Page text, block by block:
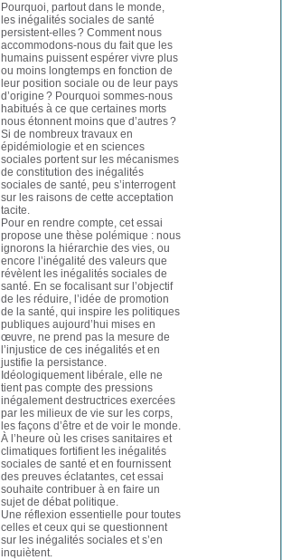
Pourquoi, partout dans le monde,
les inégalités sociales de santé
persistent-elles ? Comment nous
accommodons-nous du fait que les
humains puissent espérer vivre plus
ou moins longtemps en fonction de
leur position sociale ou de leur pays
d’origine ? Pourquoi sommes-nous
habitués à ce que certaines morts
nous étonnent moins que d’autres ?
Si de nombreux travaux en
épidémiologie et en sciences
sociales portent sur les mécanismes
de constitution des inégalités
sociales de santé, peu s’interrogent
sur les raisons de cette acceptation
tacite.
Pour en rendre compte, cet essai
propose une thèse polémique : nous
ignorons la hiérarchie des vies, ou
encore l’inégalité des valeurs que
révèlent les inégalités sociales de
santé. En se focalisant sur l’objectif
de les réduire, l’idée de promotion
de la santé, qui inspire les politiques
publiques aujourd’hui mises en
œuvre, ne prend pas la mesure de
l’injustice de ces inégalités et en
justifie la persistance.
Idéologiquement libérale, elle ne
tient pas compte des pressions
inégalement destructrices exercées
par les milieux de vie sur les corps,
les façons d’être et de voir le monde.
À l’heure où les crises sanitaires et
climatiques fortifient les inégalités
sociales de santé et en fournissent
des preuves éclatantes, cet essai
souhaite contribuer à en faire un
sujet de débat politique.
Une réflexion essentielle pour toutes
celles et ceux qui se questionnent
sur les inégalités sociales et s’en
inquiètent.